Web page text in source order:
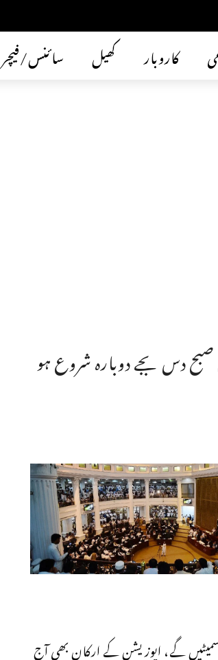
سائنس/فیچر کھیل کاروبار
دس بجے دوبارہ شروع ہو
گے، اپوزیشن کے ارکان بھی آج